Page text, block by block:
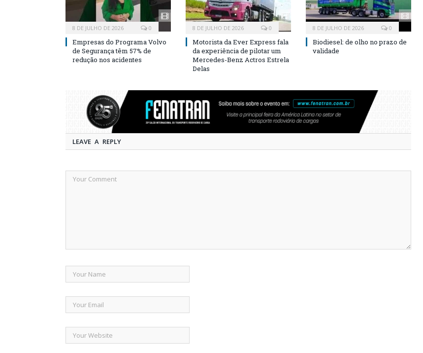
8 DE JULHO DE 2026 0
Empresas do Programa Volvo
de Segurança têm 57% de
redução nos acidentes
8 DE JULHO DE 2026 0
Motorista da Ever Express fala
da experiência de pilotar um
Mercedes-Benz Actros Estrela
Delas
8 DE JULHO DE 2026 0
Biodiesel: de olho no prazo de
validade
LEAVE A REPLY